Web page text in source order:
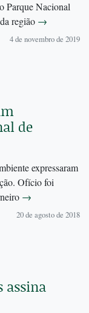
Parque Nacional
região →
4 de novembro de 2019
de
expressaram
Ofício foi
→
20 de agosto de 2018
assina